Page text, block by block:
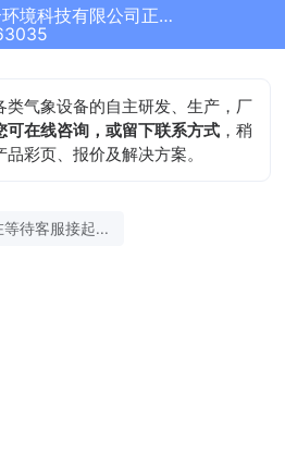
山东天合环境科技有限公司正在为您服务
类气象设备的自主研发、生产，厂
可在线咨询，或留下联系方式 ，稍
彩页、报价及解决方案。
等待客服接起...